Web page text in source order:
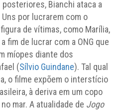
Bianchi ataca a
por lucrarem com o
de vítimas, como Marília,
fim de lucrar com a ONG que
míopes diante dos
(Sílvio Guindane). Tal qual
o filme expõem o interstício
à deriva em um copo
mar. A atualidade de Jogo